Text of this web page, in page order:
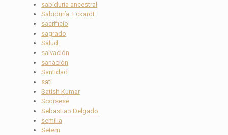
sabiduría ancestral
Sabiduría. Eckardt
sacrificio
sagrado
Salud
salvación
sanación
Santidad
sati
Satish Kumar
Scorsese
Sebastiao Delgado
semilla
Setem